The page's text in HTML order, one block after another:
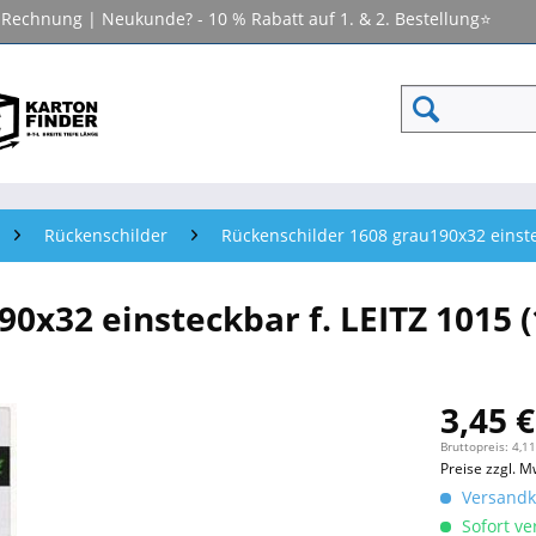
| Neukunde? - 10 % Rabatt auf 1. & 2. Bestellung⭐
Rückenschilder Rückenschilder 1608 grau190x32
einsteckbar f. LEITZ 1015
3,45
Bruttopreis:
Preise zzgl.
Sofort